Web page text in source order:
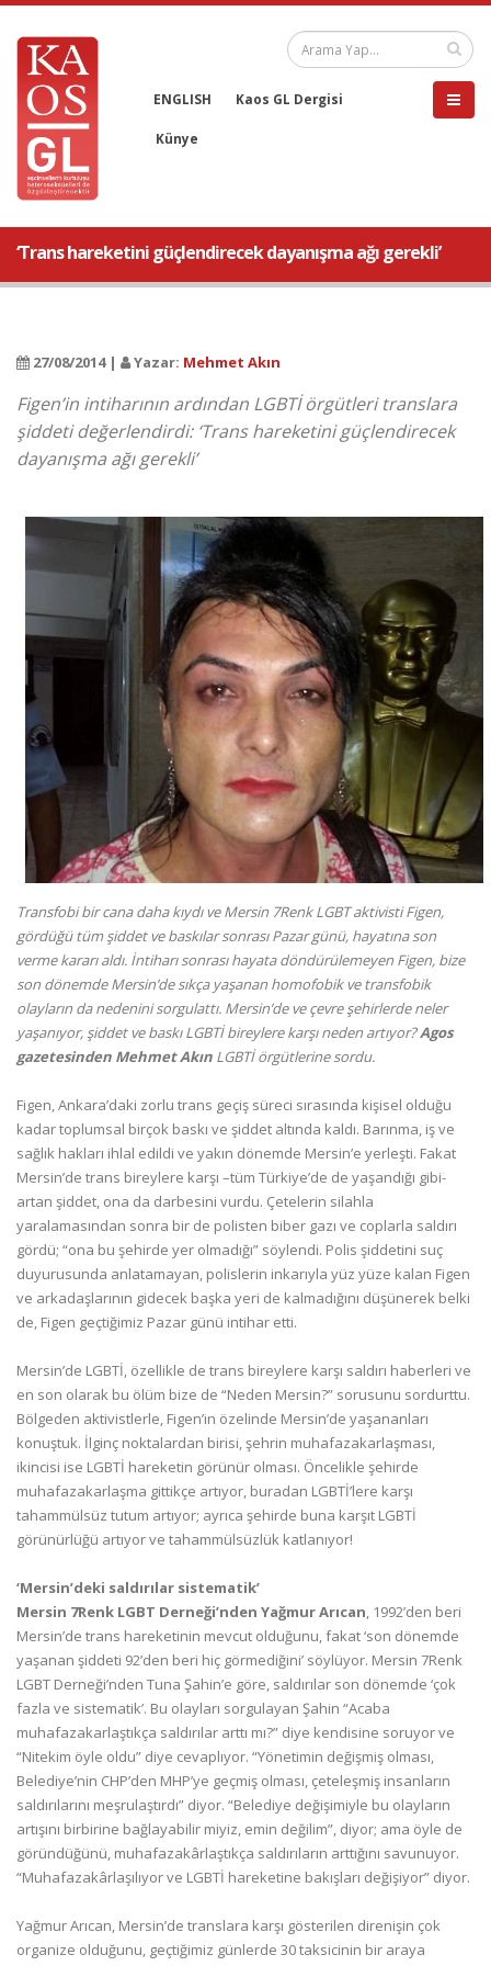
ENGLISH Kaos GL Dergisi
Künye
‘Trans hareketini güçlendirecek dayanışma ağı gerekli’
27/08/2014 | Yazar: Mehmet Akın
Figen’in intiharının ardından LGBTİ örgütleri translara
şiddeti değerlendirdi: ‘Trans hareketini güçlendirecek
dayanışma ağı gerekli’
Transfobi bir cana daha kıydı ve Mersin 7Renk LGBT aktivisti Figen,
gördüğü tüm şiddet ve baskılar sonrası Pazar günü, hayatına son
verme kararı aldı. İntiharı sonrası hayata döndürülemeyen Figen, bize
son dönemde Mersin’de sıkça yaşanan homofobik ve transfobik
olayların da nedenini sorgulattı. Mersin’de ve çevre şehirlerde neler
yaşanıyor, şiddet ve baskı LGBTİ bireylere karşı neden artıyor?Agos
gazetesinden Mehmet Akın LGBTİ örgütlerine sordu.
Figen, Ankara’daki zorlu trans geçiş süreci sırasında kişisel olduğu
kadar toplumsal birçok baskı ve şiddet altında kaldı. Barınma, iş ve
sağlık hakları ihlal edildi ve yakın dönemde Mersin’e yerleşti. Fakat
Mersin’de trans bireylere karşı –tüm Türkiye’de de yaşandığı gibi-
artan şiddet, ona da darbesini vurdu. Çetelerin silahla
yaralamasından sonra bir de polisten biber gazı ve coplarla saldırı
gördü; “ona bu şehirde yer olmadığı” söylendi. Polis şiddetini suç
duyurusunda anlatamayan, polislerin inkarıyla yüz yüze kalan Figen
ve arkadaşlarının gidecek başka yeri de kalmadığını düşünerek belki
de, Figen geçtiğimiz Pazar günü intihar etti.
Mersin’de LGBTİ, özellikle de trans bireylere karşı saldırı haberleri ve
en son olarak bu ölüm bize de “Neden Mersin?” sorusunu sordurttu.
Bölgeden aktivistlerle, Figen’in özelinde Mersin’de yaşananları
konuştuk. İlginç noktalardan birisi, şehrin muhafazakarlaşması,
ikincisi ise LGBTİ hareketin görünür olması. Öncelikle şehirde
muhafazakarlaşma gittikçe artıyor, buradan LGBTİ’lere karşı
tahammülsüz tutum artıyor; ayrıca şehirde buna karşıt LGBTİ
görünürlüğü artıyor ve tahammülsüzlük katlanıyor!
‘Mersin’deki saldırılar sistematik’
Mersin 7Renk LGBT Derneği’nden Yağmur Arıcan, 1992’den beri
Mersin’de trans hareketinin mevcut olduğunu, fakat ‘son dönemde
yaşanan şiddeti 92’den beri hiç görmediğini’ söylüyor. Mersin 7Renk
LGBT Derneği’nden Tuna Şahin’e göre, saldırılar son dönemde ‘çok
fazla ve sistematik’. Bu olayları sorgulayan Şahin “Acaba
muhafazakarlaştıkça saldırılar arttı mı?” diye kendisine soruyor ve
“Nitekim öyle oldu” diye cevaplıyor. “Yönetimin değişmiş olması,
Belediye’nin CHP’den MHP’ye geçmiş olması, çeteleşmiş insanların
saldırılarını meşrulaştırdı” diyor. “Belediye değişimiyle bu olayların
artışını birbirine bağlayabilir miyiz, emin değilim”, diyor; ama öyle de
göründüğünü, muhafazakârlaştıkça saldırıların arttığını savunuyor.
“Muhafazakârlaşılıyor ve LGBTİ hareketine bakışları değişiyor” diyor.
Yağmur Arıcan, Mersin’de translara karşı gösterilen direnişin çok
organize olduğunu, geçtiğimiz günlerde 30 taksicinin bir araya